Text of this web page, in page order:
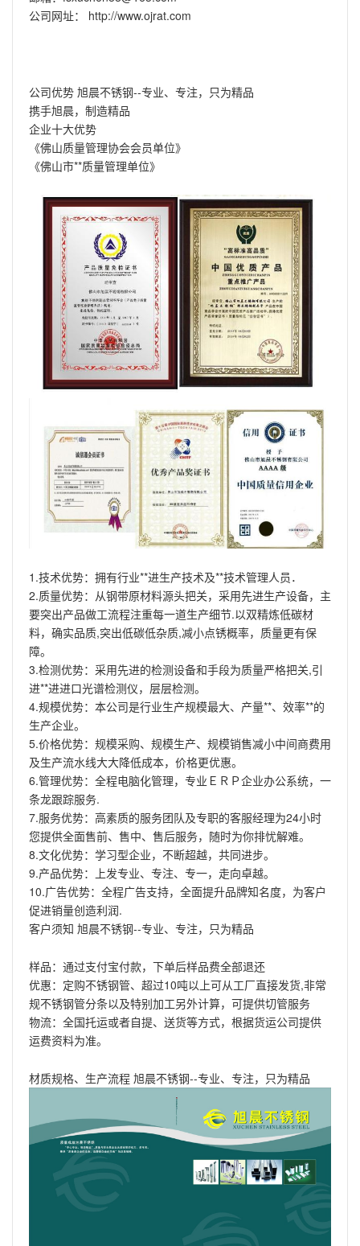
公司网址： http://www.ojrat.com
公司优势 旭晨不锈钢--专业、专注，只为精品
携手旭晨，制造精品
企业十大优势
《佛山质量管理协会会员单位》
《佛山市**质量管理单位》
1.技术优势：拥有行业**进生产技术及**技术管理人员．
2.质量优势：从钢带原材料源头把关，采用先进生产设备，主
要突出产品做工流程注重每一道生产细节.以双精炼低碳材
料，确实品质,突出低碳低杂质,减小点锈概率，质量更有保
障。
3.检测优势：采用先进的检测设备和手段为质量严格把关,引
进**进进口光谱检测仪，层层检测。
4.规模优势：本公司是行业生产规模最大、产量**、效率**的
生产企业。
5.价格优势：规模采购、规模生产、规模销售减小中间商费用
及生产流水线大大降低成本，价格更优惠。
6.管理优势：全程电脑化管理，专业ＥＲＰ企业办公系统，一
条龙跟踪服务.
7.服务优势：高素质的服务团队及专职的客服经理为24小时
您提供全面售前、售中、售后服务，随时为你排忧解难。
8.文化优势：学习型企业，不断超越，共同进步。
9.产品优势：上发专业、专注、专一，走向卓越。
10.广告优势：全程广告支持，全面提升品牌知名度，为客户
促进销量创造利润.
客户须知 旭晨不锈钢--专业、专注，只为精品
样品：通过支付宝付款，下单后样品费全部退还
优惠：定购不锈钢管、超过10吨以上可从工厂直接发货,非常
规不锈钢管分条以及特别加工另外计算，可提供切管服务
物流：全国托运或者自提、送货等方式，根据货运公司提供
运费资料为准。
材质规格、生产流程 旭晨不锈钢--专业、专注，只为精品